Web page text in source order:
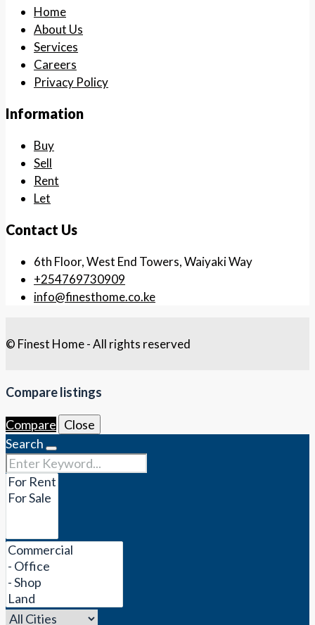
Home
About Us
Services
Careers
Privacy Policy
Information
Buy
Sell
Rent
Let
Contact Us
6th Floor, West End Towers, Waiyaki Way
+254769730909
info@finesthome.co.ke
© Finest Home - All rights reserved
Compare listings
Compare Close
Search